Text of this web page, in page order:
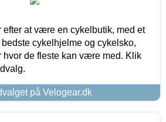
at være en cykelbutik, med et
cykelhjelme og cykelsko,
de fleste kan være med. Klik
på Velogear.dk